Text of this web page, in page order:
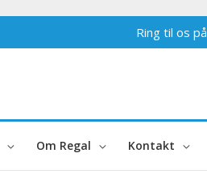
Ring til os på
Om Regal Kontakt